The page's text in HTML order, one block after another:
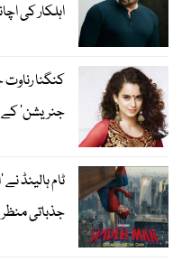
اہلکار کی
کنگنا
جنریشن‘ کے
ٹام ہالینڈ
جذباتی